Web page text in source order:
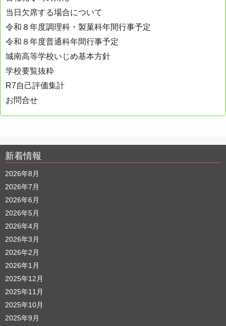
ョ
ン
当日欠席する場合について
令和８年度調理科・製菓科年間行事予定
令和８年度普通科年間行事予定
城南高等学校いじめ基本方針
学校要覧抜粋
R7自己評価集計
お問合せ
新着情報
2026年8月
2026年7月
2026年6月
2026年5月
2026年4月
2026年3月
2026年2月
2026年1月
2025年12月
2025年11月
2025年10月
2025年9月